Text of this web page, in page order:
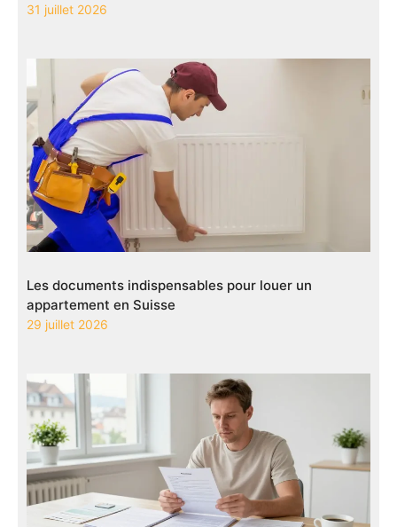
31 juillet 2026
Les documents indispensables pour louer un
appartement en Suisse
29 juillet 2026